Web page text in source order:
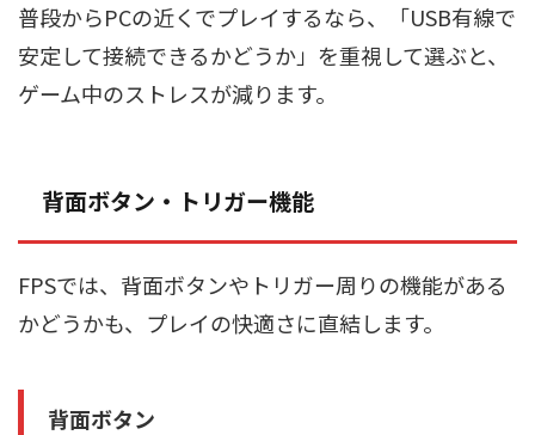
普段からPCの近くでプレイするなら、「USB有線で
安定して接続できるかどうか」を重視して選ぶと、
ゲーム中のストレスが減ります。
背面ボタン・トリガー機能
FPSでは、背面ボタンやトリガー周りの機能がある
かどうかも、プレイの快適さに直結します。
背面ボタン